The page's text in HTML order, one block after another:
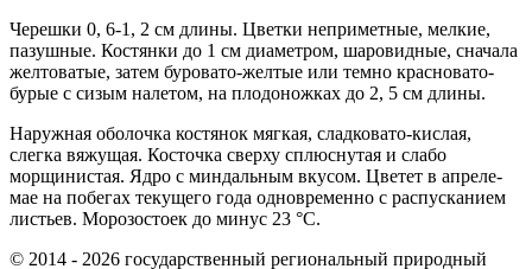
Черешки 0, 6-1, 2 см длины. Цветки неприметные, мелкие,
пазушные. Костянки до 1 см диаметром, шаровидные, сначала
желтоватые, затем буровато-желтые или темно красновато-
бурые с сизым налетом, на плодоножках до 2, 5 см длины.
Наружная оболочка костянок мягкая, сладковато-кислая,
слегка вяжущая. Косточка сверху сплюснутая и слабо
морщинистая. Ядро с миндальным вкусом. Цветет в апреле-
мае на побегах текущего года одновременно с распусканием
листьев. Морозостоек до минус 23 °C.
© 2014 - 2026 государственный региональный природный